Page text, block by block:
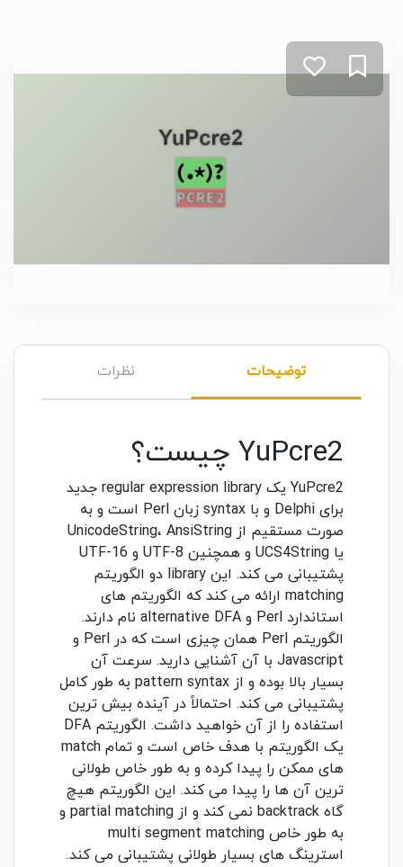
توضیحات نظرات
YuPcre2 چیست؟
YuPcre2 یک regular expression library جدید
برای Delphi و با syntax زبان Perl است و به
صورت مستقیم از UnicodeString، AnsiString
یا UCS4String و همچنین UTF-8 و UTF-16
پشتیبانی می کند. این library دو الگوریتم
matching ارائه می کند که الگوریتم های
استاندارد Perl و alternative DFA نام دارند.
الگوریتم Perl همان چیزی است که در Perl و
Javascript با آن آشنایی دارید. سرعت آن
بسیار بالا بوده و از pattern syntax به طور کامل
پشتیبانی می کند. احتمالاً در آینده بیش ترین
استفاده را از آن خواهید داشت. الگوریتم DFA
یک الگوریتم با هدف خاص است و تمام match
های ممکن را پیدا کرده و به طور خاص طولانی
ترین آن ها را پیدا می کند. این الگوریتم هیچ
گاه backtrack نمی کند و از partial matching و
به طور خاص multi segment matching
استرینگ های بسیار طولانی پشتیبانی می کند.